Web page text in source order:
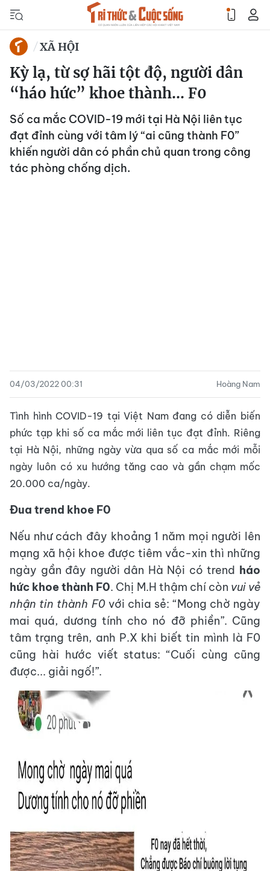
XÃ HỘI
Kỳ lạ, từ sợ hãi tột độ, người dân
“háo hức” khoe thành... F0
Số ca mắc COVID-19 mới tại Hà Nội liên tục
đạt đỉnh cùng với tâm lý “ai cũng thành F0”
khiến người dân có phần chủ quan trong công
tác phòng chống dịch.
04/03/2022 00:31 Hoàng Nam
Tình hình COVID-19 tại Việt Nam đang có diễn biến
phức tạp khi số ca mắc mới liên tục đạt đỉnh. Riêng
tại Hà Nội, những ngày vừa qua số ca mắc mới mỗi
ngày luôn có xu hướng tăng cao và gần chạm mốc
20.000 ca/ngày.
Đua trend khoe F0
Nếu như cách đây khoảng 1 năm mọi người lên
mạng xã hội khoe được tiêm vắc-xin thì những
ngày gần đây người dân Hà Nội có trend háo
hức khoe thành F0. Chị M.H thậm chí còn vui vẻ
nhận tin thành F0với chia sẻ: “Mong chờ ngày
mai quá, dương tính cho nó đỡ phiền”. Cũng
tâm trạng trên, anh P.X khi biết tin mình là F0
cũng hài hước viết status: “Cuối cùng cũng
được... giải ngố!”.